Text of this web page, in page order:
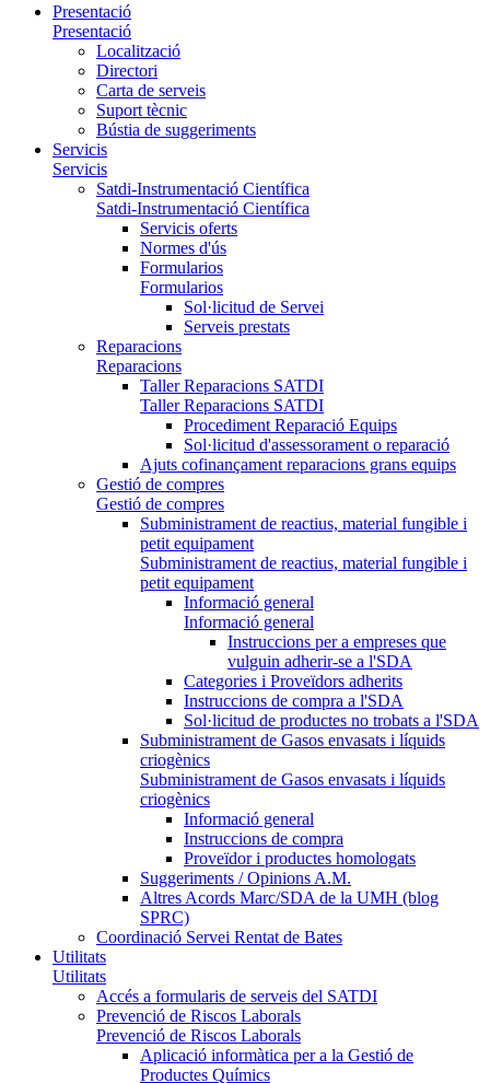
Presentació
Presentació
Localització
Directori
Carta de serveis
Suport tècnic
Bústia de suggeriments
Servicis
Servicis
Satdi-Instrumentació Científica
Satdi-Instrumentació Científica
Servicis oferts
Normes d'ús
Formularios
Formularios
Sol·licitud de Servei
Serveis prestats
Reparacions
Reparacions
Taller Reparacions SATDI
Taller Reparacions SATDI
Procediment Reparació Equips
Sol·licitud d'assessorament o reparació
Ajuts cofinançament reparacions grans equips
Gestió de compres
Gestió de compres
Subministrament de reactius, material fungible i
petit equipament
Subministrament de reactius, material fungible i
petit equipament
Informació general
Informació general
Instruccions per a empreses que
vulguin adherir-se a l'SDA
Categories i Proveïdors adherits
Instruccions de compra a l'SDA
Sol·licitud de productes no trobats a l'SDA
Subministrament de Gasos envasats i líquids
criogènics
Subministrament de Gasos envasats i líquids
criogènics
Informació general
Instruccions de compra
Proveïdor i productes homologats
Suggeriments / Opinions A.M.
Altres Acords Marc/SDA de la UMH (blog
SPRC)
Coordinació Servei Rentat de Bates
Utilitats
Utilitats
Accés a formularis de serveis del SATDI
Prevenció de Riscos Laborals
Prevenció de Riscos Laborals
Aplicació informàtica per a la Gestió de
Productes Químics